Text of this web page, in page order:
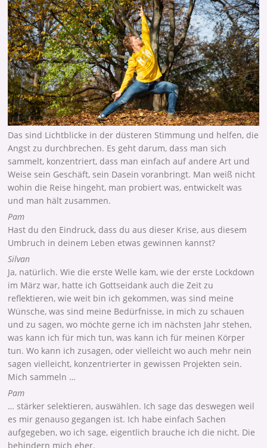
Das sind Lichtblicke in der düsteren Stimmung und helfen, die
Angst zu durchbrechen. Es geht darum, dass man sich
sammelt, konzentriert, dass man einfach auf andere Art und
Weise sein Geschäft, sein Dasein voranbringt. Man weiß nicht
wohin die Reise hingeht, man probiert was, entwickelt was
und man hält zusammen.
Pam
Hast du den Eindruck, dass du aus dieser Krise, aus diesem
Umbruch in deinem Leben etwas gewinnen kannst?
Silvan
Ja, natürlich. Wie die erste Welle kam, wie der erste Lockdown
im März war, hatte ich Gottseidank auch die Zeit zu
reflektieren, wie weit bin ich gekommen, was sind meine
Wünsche, was sind meine Bedürfnisse, in mich zu schauen
und zu sagen, wo möchte gerne ich im nächsten Jahr stehen,
was kann ich für mich tun, was kann ich für meinen Körper
tun. Wo kann ich zusagen, oder vielleicht wo auch mehr nein
sagen vielleicht, konzentrierter in gewissen Projekten sein.
Mich sammeln …
Pam
… stärker selektieren, auswählen. Ich sage das deswegen weil
es mir genauso gegangen ist. Ich habe einfach Sachen
aufgegeben, wo ich sage, eigentlich brauche ich die nicht. Die
behindern mich eher.